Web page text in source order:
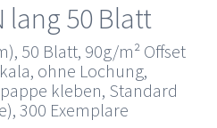
lang 50 Blatt
50 Blatt, 90g/m² Offset
ohne Lochung,
kleben, Standard
300 Exemplare